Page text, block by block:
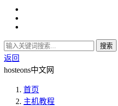
搜索
返回
hosteons中文网
首页
主机教程